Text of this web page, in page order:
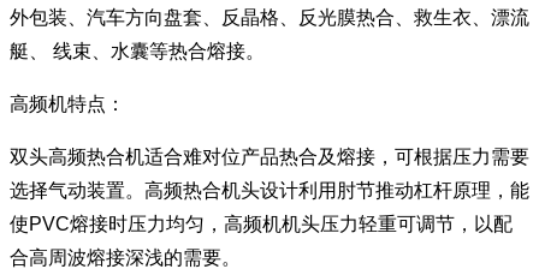
外包装、汽车方向盘套、反晶格、反光膜热合、救生衣、漂流
艇、 线束、水囊等热合熔接。
高频机特点：
双头高频热合机适合难对位产品热合及熔接，可根据压力需要
选择气动装置。高频热合机头设计利用肘节推动杠杆原理，能
使PVC熔接时压力均匀，高频机机头压力轻重可调节，以配
合高周波熔接深浅的需要。